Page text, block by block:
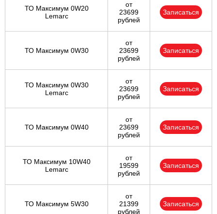
ТО Максимум 0W20
Lemarc
от
23699
рублей
Записаться
ТО Максимум 0W30
от
23699
рублей
Записаться
ТО Максимум 0W30
Lemarc
от
23699
рублей
Записаться
ТО Максимум 0W40
от
23699
рублей
Записаться
ТО Максимум 10W40
Lemarc
от
19599
рублей
Записаться
ТО Максимум 5W30
от
21399
рублей
Записаться